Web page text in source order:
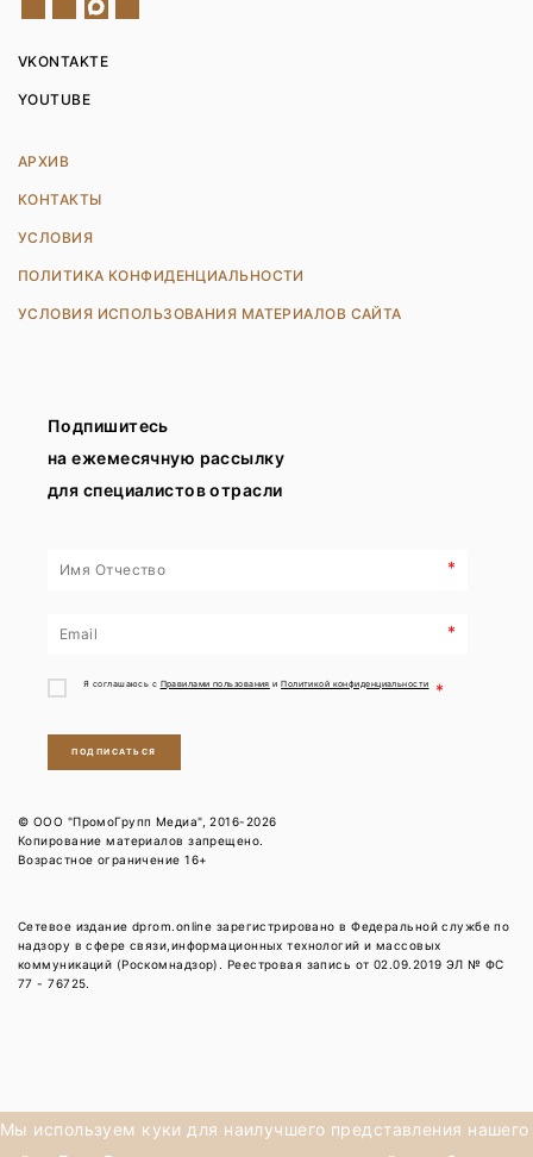
VKONTAKTE
YOUTUBE
АРХИВ
КОНТАКТЫ
УСЛОВИЯ
ПОЛИТИКА КОНФИДЕНЦИАЛЬНОСТИ
УСЛОВИЯ ИСПОЛЬЗОВАНИЯ МАТЕРИАЛОВ САЙТА
Подпишитесь
на ежемесячную рассылку
для специалистов отрасли
*
*
Я соглашаюсь с Правилами пользования иПолитикой конфиденциальности *
ПОДПИСАТЬСЯ
© ООО "ПромоГрупп Медиа", 2016-2026
Копирование материалов запрещено.
Возрастное ограничение 16+
Сетевое издание dprom.online зарегистрировано в Федеральной службе по
надзору в сфере связи,информационных технологий и массовых
коммуникаций (Роскомнадзор). Реестровая запись от 02.09.2019 ЭЛ № ФС
77 - 76725.
Мы используем куки для наилучшего представления нашего